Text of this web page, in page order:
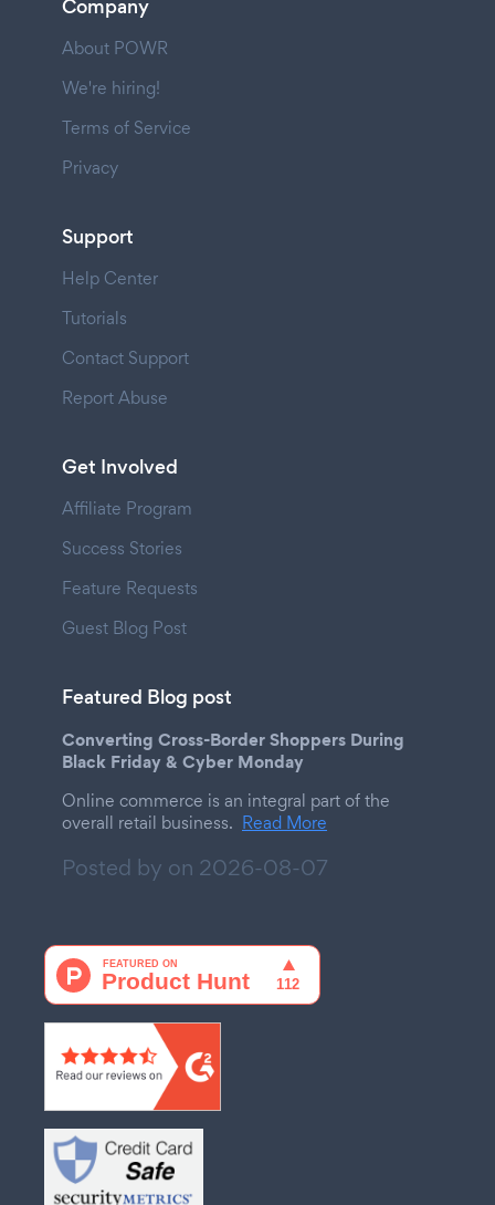
Company
About POWR
We're hiring!
Terms of Service
Privacy
Support
Help Center
Tutorials
Contact Support
Report Abuse
Get Involved
Affiliate Program
Success Stories
Feature Requests
Guest Blog Post
Featured Blog post
Converting Cross-Border Shoppers During
Black Friday & Cyber Monday
Online commerce is an integral part of the
overall retail business. Read More
Posted by on 2026-08-07